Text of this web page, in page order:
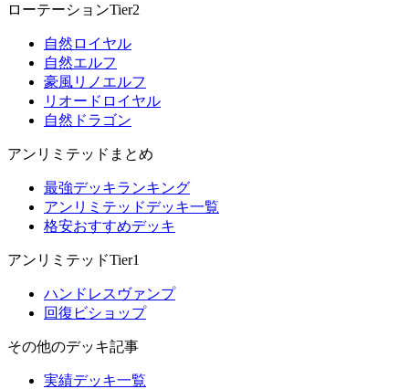
ローテーションTier2
自然ロイヤル
自然エルフ
豪風リノエルフ
リオードロイヤル
自然ドラゴン
アンリミテッドまとめ
最強デッキランキング
アンリミテッドデッキ一覧
格安おすすめデッキ
アンリミテッドTier1
ハンドレスヴァンプ
回復ビショップ
その他のデッキ記事
実績デッキ一覧